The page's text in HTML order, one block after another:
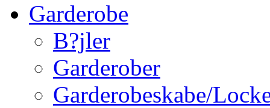
Garderobe
B?jler
Garderober
Garderobeskabe/